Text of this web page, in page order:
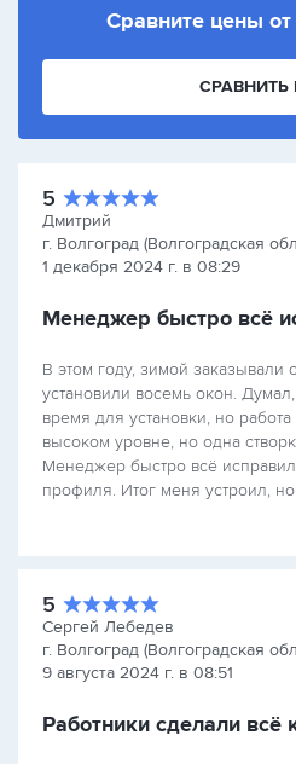
Сравните цены
СРАВНИТЬ
5
Дмитрий
г. Волгоград (Волгоградская
1 декабря 2024 г. в 08:29
Менеджер быстро всё
В этом году, зимой заказывали
установили восемь окон.
время для установки, но
высоком уровне, но одна
Менеджер быстро всё
профиля. Итог меня устроил,
5
Сергей Лебедев
г. Волгоград (Волгоградская
9 августа 2024 г. в 08:51
Работники сделали всё